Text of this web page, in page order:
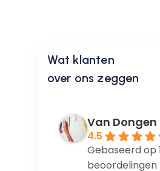
Reviews
Wat klanten
over ons zeggen
Van Dongen
4.5
Gebaseerd op
beoordelingen